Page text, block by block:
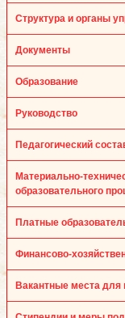
Структура и органы
Документы
Образование
Руководство
Педагогический
Материально-
образовательного
Платные
Финансово-
Вакантные места для